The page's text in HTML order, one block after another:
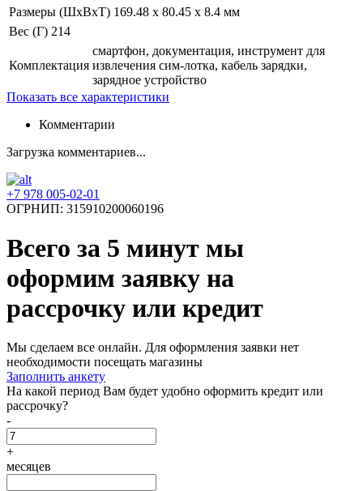
Размеры (ШхВхТ) 169.48 x 80.45 x 8.4 мм
Вес (Г) 214
Комплектация
смартфон, документация, инструмент для
извлечения сим-лотка, кабель зарядки,
зарядное устройство
Показать все характеристики
Комментарии
Загрузка комментариев...
+7 978 005-02-01
ОГРНИП: 315910200060196
Всего за 5 минут мы
оформим заявку на
рассрочку или кредит
Мы сделаем все онлайн. Для оформления заявки нет
необходимости посещать магазины
Заполнить анкету
На какой период Вам будет удобно оформить кредит или
рассрочку?
-
+
месяцев